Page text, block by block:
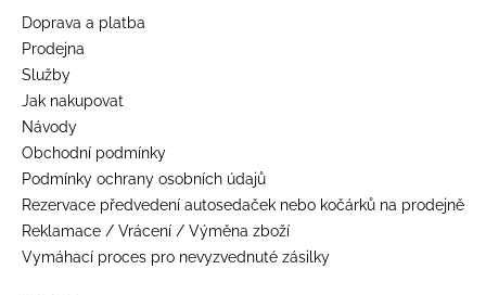
Doprava a platba
Prodejna
Služby
Jak nakupovat
Návody
Obchodní podmínky
Podmínky ochrany osobních údajů
Rezervace předvedení autosedaček nebo kočárků na prodejně
Reklamace / Vrácení / Výměna zboží
Vymáhací proces pro nevyzvednuté zásilky